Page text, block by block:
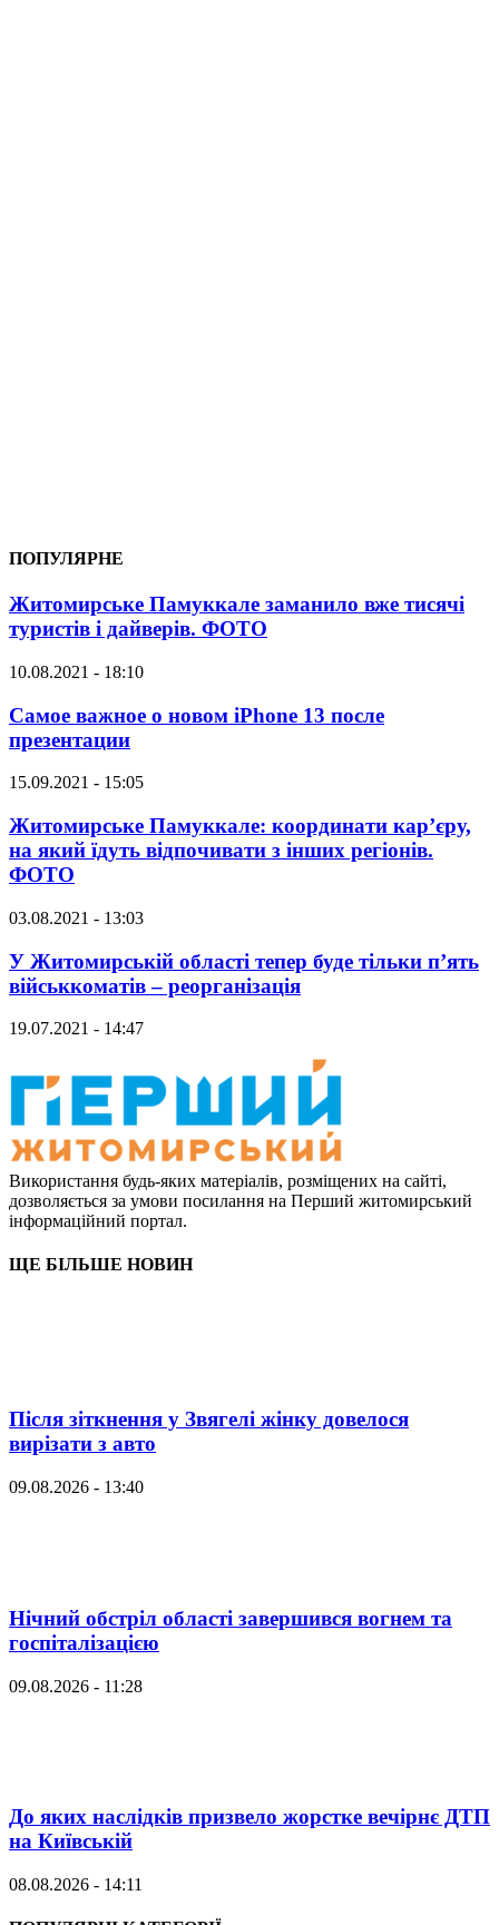
ПОПУЛЯРНЕ
Житомирське Памуккале заманило вже тисячі
туристів і дайверів. ФОТО
10.08.2021 - 18:10
Самое важное о новом iPhone 13 после
презентации
15.09.2021 - 15:05
Житомирське Памуккале: координати кар’єру,
на який їдуть відпочивати з інших регіонів.
ФОТО
03.08.2021 - 13:03
У Житомирській області тепер буде тільки п’ять
військкоматів – реорганізація
19.07.2021 - 14:47
Використання будь-яких матеріалів, розміщених на сайті,
дозволяється за умови посилання на Перший житомирський
інформаційний портал.
ЩЕ БІЛЬШЕ НОВИН
Після зіткнення у Звягелі жінку довелося
вирізати з авто
09.08.2026 - 13:40
Нічний обстріл області завершився вогнем та
госпіталізацією
09.08.2026 - 11:28
До яких наслідків призвело жорстке вечірнє ДТП
на Київській
08.08.2026 - 14:11